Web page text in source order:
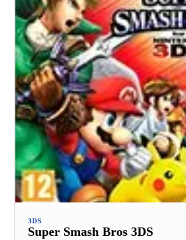
3DS
Super Smash Bros 3DS